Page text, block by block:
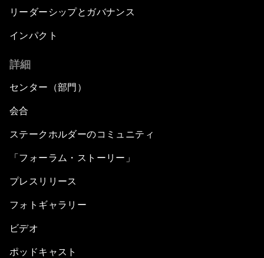
リーダーシップとガバナンス
インパクト
詳細
センター（部門）
会合
ステークホルダーのコミュニティ
「フォーラム・ストーリー」
プレスリリース
フォトギャラリー
ビデオ
ポッドキャスト